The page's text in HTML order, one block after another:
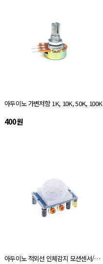
아두이노 가변저항 1K, 10K, 50K, 100K
400원
아두이노 적외선 인체감지 모션센서/HC-SR501